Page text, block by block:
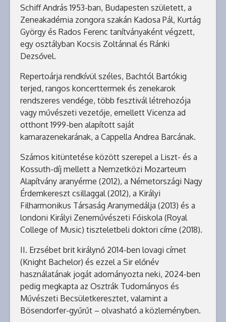
Schiff András 1953-ban, Budapesten született, a
Zeneakadémia zongora szakán Kadosa Pál, Kurtág
György és Rados Ferenc tanítványaként végzett,
egy osztályban Kocsis Zoltánnal és Ránki
Dezsővel.
Repertoárja rendkívül széles, Bachtól Bartókig
terjed, rangos koncerttermek és zenekarok
rendszeres vendége, több fesztivál létrehozója
vagy művészeti vezetője, emellett Vicenza ad
otthont 1999-ben alapított saját
kamarazenekarának, a Cappella Andrea Barcának.
Számos kitüntetése között szerepel a Liszt- és a
Kossuth-díj mellett a Nemzetközi Mozarteum
Alapítvány aranyérme (2012), a Németországi Nagy
Érdemkereszt csillaggal (2012), a Királyi
Filharmonikus Társaság Aranymedálja (2013) és a
londoni Királyi Zeneművészeti Főiskola (Royal
College of Music) tiszteletbeli doktori címe (2018).
II. Erzsébet brit királynő 2014-ben lovagi címet
(Knight Bachelor) és ezzel a Sir előnév
használatának jogát adományozta neki, 2024-ben
pedig megkapta az Osztrák Tudományos és
Művészeti Becsületkeresztet, valamint a
Bösendorfer-gyűrűt – olvasható a közleményben.